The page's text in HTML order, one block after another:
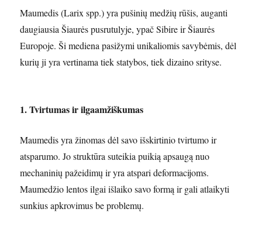
Maumedis (Larix spp.) yra pušinių medžių rūšis, auganti
daugiausia Šiaurės pusrutulyje, ypač Sibire ir Šiaurės
Europoje. Ši mediena pasižymi unikaliomis savybėmis, dėl
kurių ji yra vertinama tiek statybos, tiek dizaino srityse.
1. Tvirtumas ir ilgaamžiškumas
Maumedis yra žinomas dėl savo išskirtinio tvirtumo ir
atsparumo. Jo struktūra suteikia puikią apsaugą nuo
mechaninių pažeidimų ir yra atspari deformacijoms.
Maumedžio lentos ilgai išlaiko savo formą ir gali atlaikyti
sunkius apkrovimus be problemų.